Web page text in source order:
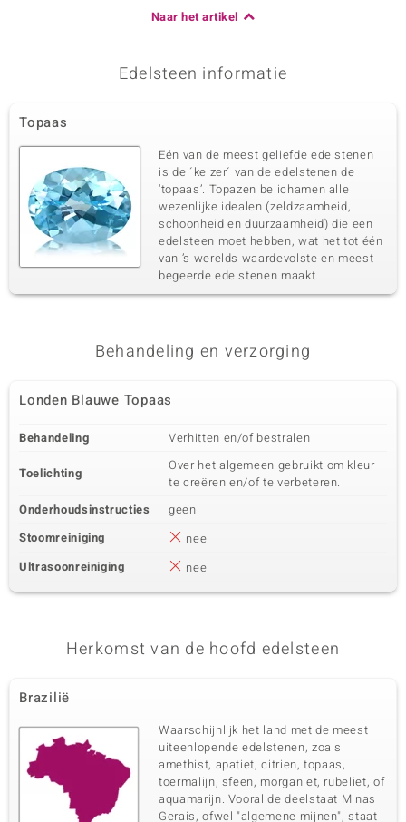
Naar het artikel
Edelsteen informatie
Topaas
Eén van de meest geliefde edelstenen
is de ´keizer´ van de edelstenen de
‘topaas’. Topazen belichamen alle
wezenlijke idealen (zeldzaamheid,
schoonheid en duurzaamheid) die een
edelsteen moet hebben, wat het tot één
van ’s werelds waardevolste en meest
begeerde edelstenen maakt.
Behandeling en verzorging
Londen Blauwe Topaas
Behandeling Verhitten en/of bestralen
Toelichting
Over het algemeen gebruikt om kleur
te creëren en/of te verbeteren.
Onderhoudsinstructies
geen
Stoomreiniging
nee
Ultrasoonreiniging
nee
Herkomst van de hoofd edelsteen
Brazilië
Waarschijnlijk het land met de meest
uiteenlopende edelstenen, zoals
amethist, apatiet, citrien, topaas,
toermalijn, sfeen, morganiet, rubeliet, of
aquamarijn. Vooral de deelstaat Minas
Gerais, ofwel "algemene mijnen", staat